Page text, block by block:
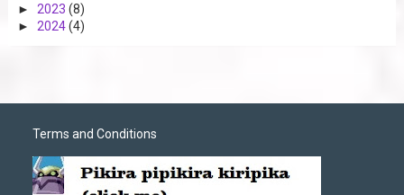
► 2023 (8)
► 2024(4)
Terms and Conditions